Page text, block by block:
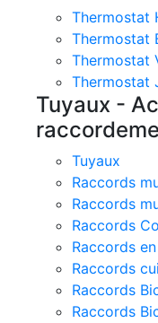
Thermostat
Thermostat
Thermostat
Thermostat
Tuyaux -
Tuyaux
Raccords
Raccords
Raccords
Raccords
Raccords
Raccords
Raccords